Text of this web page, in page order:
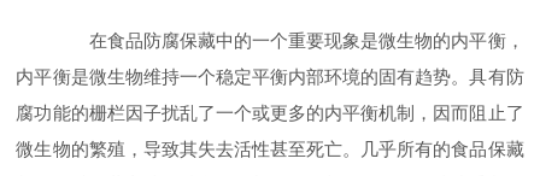
在食品防腐保藏中的一个重要现象是微生物的内平衡，
内平衡是微生物维持一个稳定平衡内部环境的固有趋势。具有防
腐功能的栅栏因子扰乱了一个或更多的内平衡机制，因而阻止了
微生物的繁殖，导致其失去活性甚至死亡。几乎所有的食品保藏